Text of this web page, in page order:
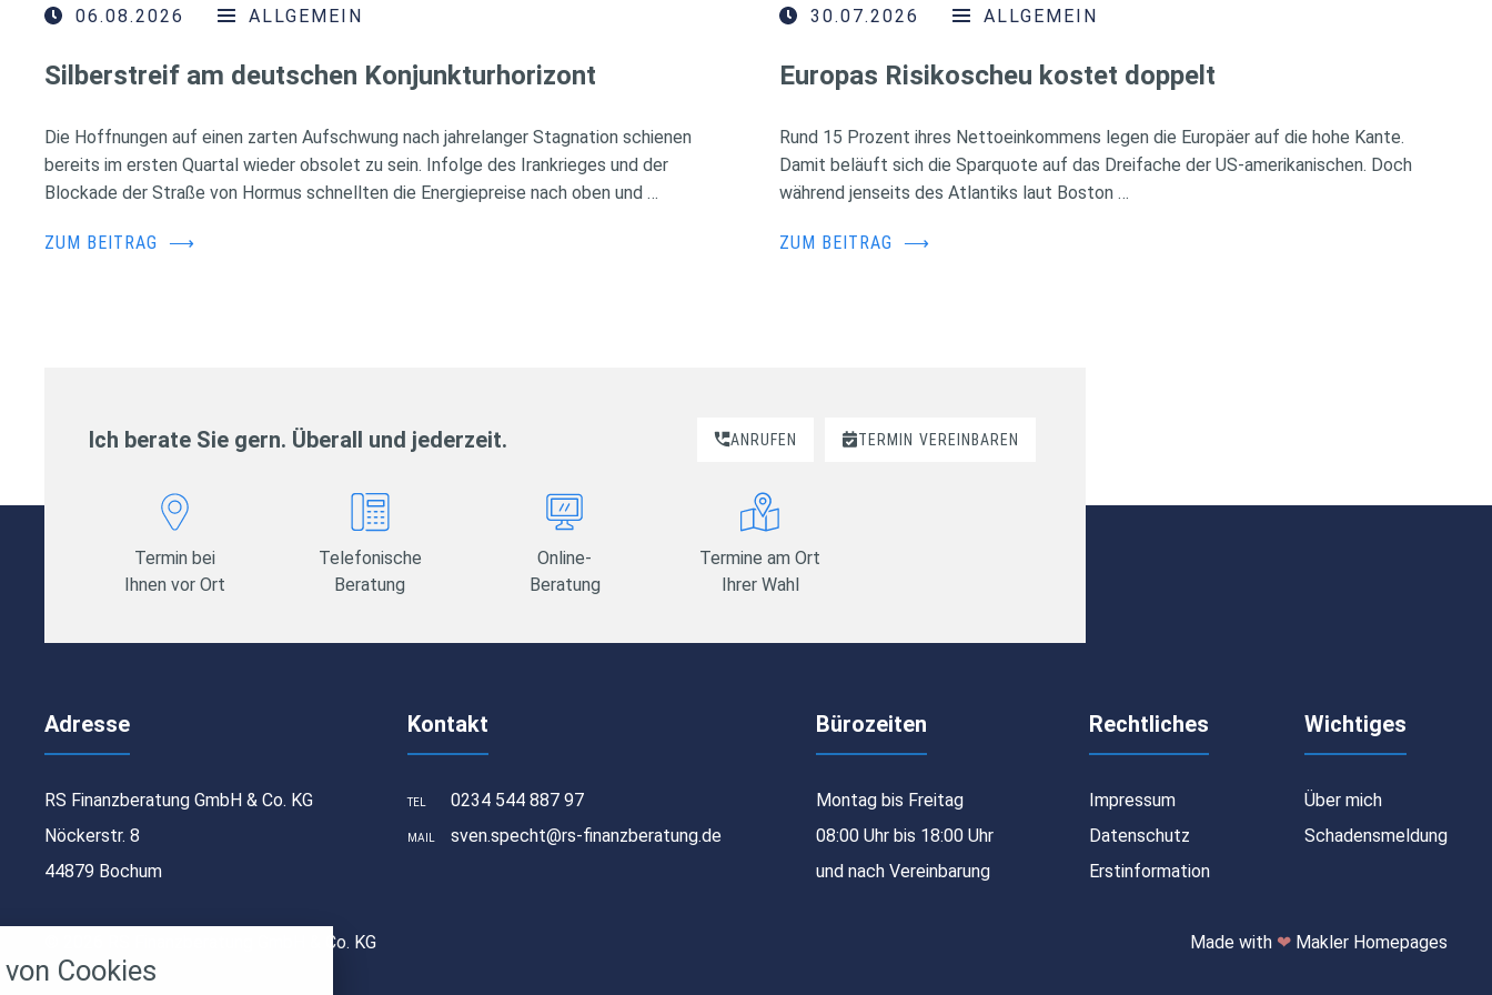
06.08.2026 ALLGEMEIN
Silberstreif am deutschen Konjunkturhorizont
Die Hoffnungen auf einen zarten Aufschwung nach jahrelanger Stagnation schienen
bereits im ersten Quartal wieder obsolet zu sein. Infolge des Irankrieges und der
Blockade der Straße von Hormus schnellten die Energiepreise nach oben und …
ZUM BEITRAG ⟶
30.07.2026 ALLGEMEIN
Europas Risikoscheu kostet doppelt
Rund 15 Prozent ihres Nettoeinkommens legen die Europäer auf die hohe Kante.
Damit beläuft sich die Sparquote auf das Dreifache der US-amerikanischen. Doch
während jenseits des Atlantiks laut Boston …
ZUM BEITRAG ⟶
Ich berate Sie gern. Überall und jederzeit. ANRUFEN TERMIN VEREINBAREN
Termin bei
Ihnen vor Ort
Telefonische
Beratung
Online-
Beratung
Termine am Ort
Ihrer Wahl
Adresse
RS Finanzberatung GmbH & Co. KG
Nöckerstr. 8
44879 Bochum
Kontakt
TEL 0234 544 887 97
MAIL sven.specht@rs-finanzberatung.de
Bürozeiten
Montag bis Freitag
08:00 Uhr bis 18:00 Uhr
und nach Vereinbarung
Rechtliches
Impressum
Datenschutz
Erstinformation
Wichtiges
Über mich
Schadensmeldung
© 2026 RS Finanzberatung GmbH & Co. KG Made with ❤Makler Homepages
Cookies
akzeptieren oder zu blockieren.